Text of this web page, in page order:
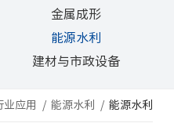
金属成形
能源水利
建材与市政设备
业应用 能源水利 能源水利